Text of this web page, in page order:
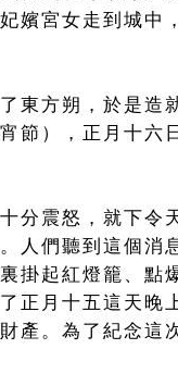
嬪宮女走到城中
東方朔，於是造
節），正月十六
分震怒，就下令
人們聽到這個消
掛起紅燈籠、點
正月十五這天晚
產。為了紀念這